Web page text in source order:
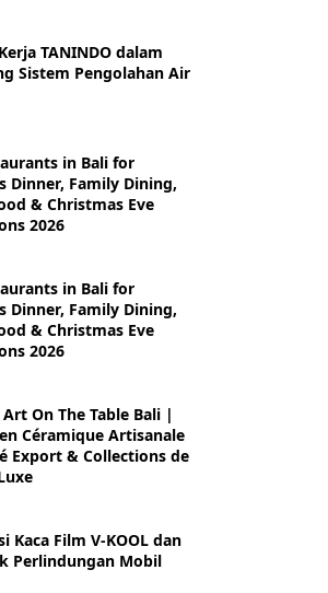
TANINDO dalam
Sistem Pengolahan Air
in Bali for
Dinner, Family Dining,
& Christmas Eve
2026
in Bali for
Dinner, Family Dining,
& Christmas Eve
2026
On The Table Bali |
Céramique Artisanale
Export & Collections de
Kaca Film V-KOOL dan
Perlindungan Mobil